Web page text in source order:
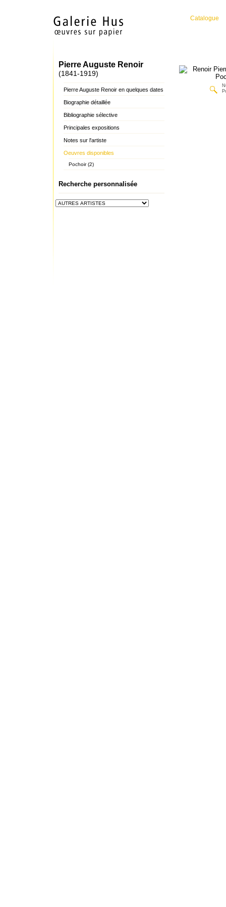
Catalogue
Pierre Auguste Renoir
(1841-1919)
Pierre Auguste Renoir en quelques dates
Biographie détaillée
Bibliographie sélective
Principales expositions
Notes sur l'artiste
Oeuvres disponibles
Pochoir (2)
Recherche personnalisée